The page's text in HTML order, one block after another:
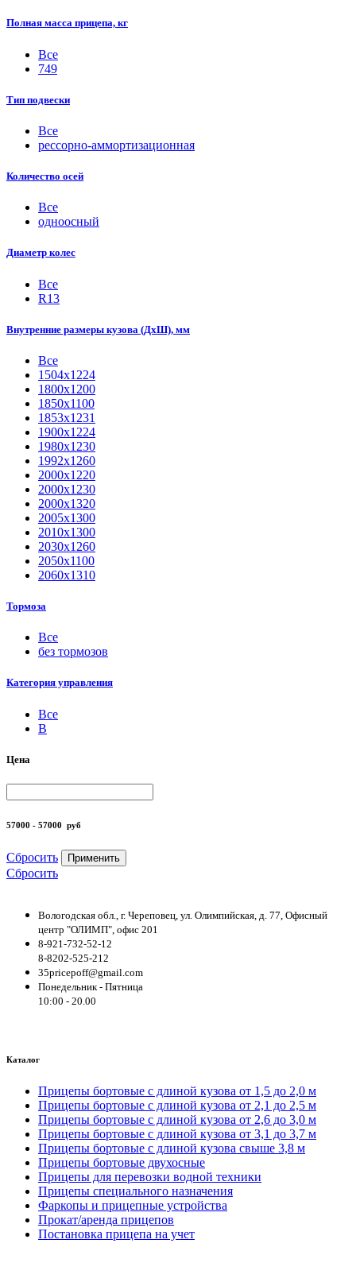
Полная масса прицепа, кг
Все
749
Тип подвески
Все
рессорно-аммортизационная
Количество осей
Все
одноосный
Диаметр колес
Все
R13
Внутренние размеры кузова (ДхШ), мм
Все
1504х1224
1800x1200
1850х1100
1853х1231
1900х1224
1980х1230
1992х1260
2000x1220
2000х1230
2000х1320
2005х1300
2010х1300
2030х1260
2050х1100
2060х1310
Тормоза
Все
без тормозов
Категория управления
Все
B
Цена
57000 - 57000 руб
Сбросить Применить
Сбросить
Вологодская обл., г. Череповец, ул. Олимпийская, д. 77, Офисный
центр "ОЛИМП", офис 201
8-921-732-52-12
8-8202-525-212
35pricepoff@gmail.com
Понедельник - Пятница
10:00 - 20.00
Каталог
Прицепы бортовые с длиной кузова от 1,5 до 2,0 м
Прицепы бортовые с длиной кузова от 2,1 до 2,5 м
Прицепы бортовые с длиной кузова от 2,6 до 3,0 м
Прицепы бортовые с длиной кузова от 3,1 до 3,7 м
Прицепы бортовые с длиной кузова свыше 3,8 м
Прицепы бортовые двухосные
Прицепы для перевозки водной техники
Прицепы специального назначения
Фаркопы и прицепные устройства
Прокат/аренда прицепов
Постановка прицепа на учет